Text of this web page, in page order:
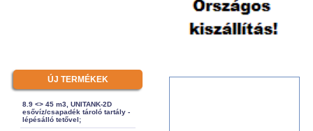
ÚJ TERMÉKEK
8.9 <> 45 m3, UNITANK-2D
esővíz/csapadék tároló tartály -
lépésálló tetővel;